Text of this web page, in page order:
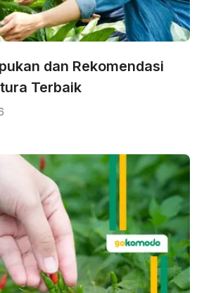
dan Rekomendasi
Terbaik